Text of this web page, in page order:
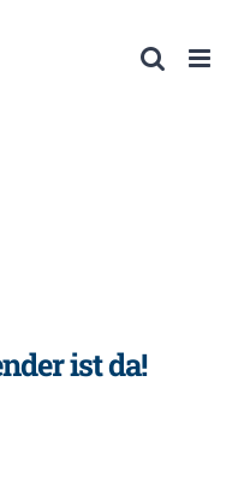
ist da!